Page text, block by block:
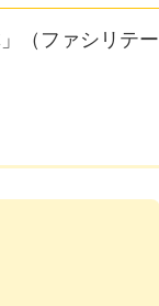
（ファシリテー